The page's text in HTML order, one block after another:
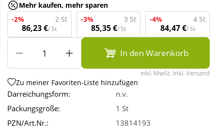
Tierbedarf
Mehr kaufen, mehr sparen
-2%
2 St
86,23 €/ St
-3% 3 St
85,35 €/ St
-4% 4 St
84,47 €/ St
In den Warenkorb
inkl. MwSt. inkl. Versand
Zu meiner Favoriten-Liste hinzufügen
Darreichungsform:
n.v.
Packungsgröße:
1 St
PZN/Art.Nr.:
13814193